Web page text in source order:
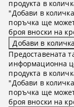
продукта в
"Добави в
поръчка ще
броя вноски на
Предоставената
информационна
продукта в
"Добави в
поръчка ще
броя вноски на